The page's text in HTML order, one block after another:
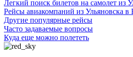
Легкий поиск билетов на самолет из
Рейсы авиакомпаний из Ульяновска в
Другие популярные рейсы
Часто задаваемые вопросы
Куда еще можно полететь